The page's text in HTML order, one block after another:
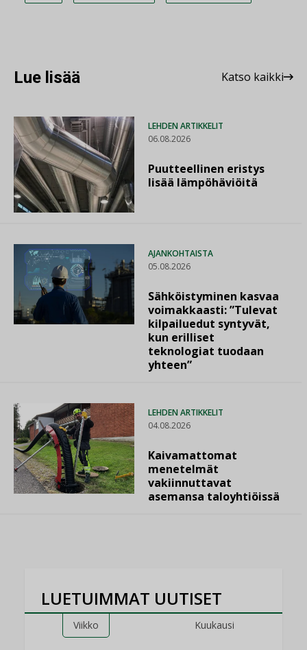
Lue lisää Katso kaikki
LEHDEN ARTIKKELIT
06.08.2026
Puutteellinen eristys
lisää lämpöhäviöitä
AJANKOHTAISTA
05.08.2026
Sähköistyminen kasvaa
voimakkaasti: ”Tulevat
kilpailuedut syntyvät,
kun erilliset
teknologiat tuodaan
yhteen”
LEHDEN ARTIKKELIT
04.08.2026
Kaivamattomat
menetelmät
vakiinnuttavat
asemansa taloyhtiöissä
LUETUIMMAT UUTISET
Viikko Kuukausi